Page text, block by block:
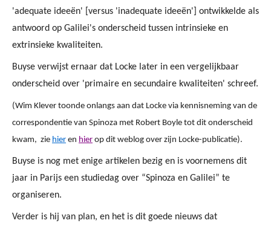
'adequate ideeën' [versus 'inadequate ideeën'] ontwikkelde als
antwoord op Galilei's onderscheid tussen intrinsieke en
extrinsieke kwaliteiten.
Buyse verwijst ernaar dat Locke later in een vergelijkbaar
onderscheid over 'primaire en secundaire kwaliteiten' schreef.
(Wim Klever toonde onlangs aan dat Locke via kennisneming van de
correspondentie van Spinoza met Robert Boyle tot dit onderscheid
kwam, zie hier en hier op dit weblog over zijn Locke-publicatie).
Buyse is nog met enige artikelen bezig en is voornemens dit
jaar in Parijs een studiedag over “Spinoza en Galilei” te
organiseren.
Verder is hij van plan, en het is dit goede nieuws dat